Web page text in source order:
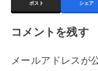
ポスト シェア
コメントを残す
メールアドレスが